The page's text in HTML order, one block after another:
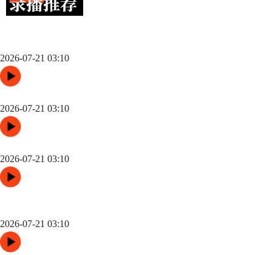
2026-07-21 03:10
2026-07-21 03:10
2026-07-21 03:10
2026-07-21 03:10